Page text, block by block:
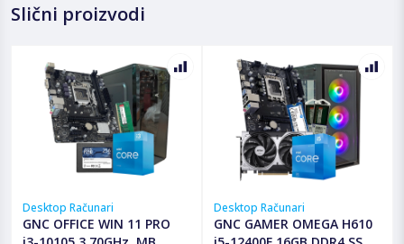
Slični proizvodi
Desktop Računari
GNC OFFICE WIN 11 PRO
Desktop Računari
GNC GAMER OMEGA H610